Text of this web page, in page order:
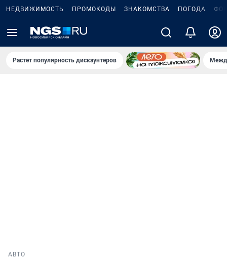
НЕДВИЖИМОСТЬ ПРОМОКОДЫ ЗНАКОМСТВА ПОГОДА
Растет популярность дискаунтеров
АВТО